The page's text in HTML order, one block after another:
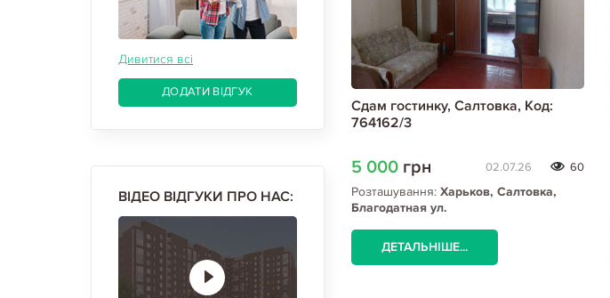
Дивитися всі
ДОДАТИ ВІДГУК
ВІДЕО ВІДГУКИ ПРО НАС:
Сдам гостинку, Салтовка, Код:
764162/3
5 000 грн 02.07.26 60
Розташування: Харьков, Салтовка,
Благодатная ул.
ДЕТАЛЬНІШЕ...